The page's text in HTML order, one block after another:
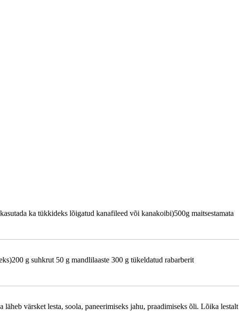
ka tükkideks lõigatud kanafileed või kanakoibi)500g maitsestamata
g suhkrut 50 g mandlilaaste 300 g tükeldatud rabarberit
värsket lesta, soola, paneerimiseks jahu, praadimiseks õli. Lõika lestalt